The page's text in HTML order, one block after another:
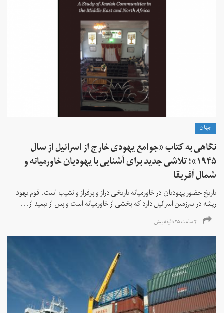
جهان
نگاهی به کتاب «جوامع یهودی خارج از اسرائیل از سال
۱۹۴۵»؛ تلاشی جدید برای آشنایی با یهودیان خاورمیانه و
شمال آفریقا
تاریخ حضور یهودیان در خاورمیانه تاریخی دراز و پرفراز و نشیب است. قوم یهود
ریشه در سرزمین اسرائیل دارد که بخشی از خاورمیانه است و پس از تبعید از...
۴ ساعت ۲۵ دقیقه پیش